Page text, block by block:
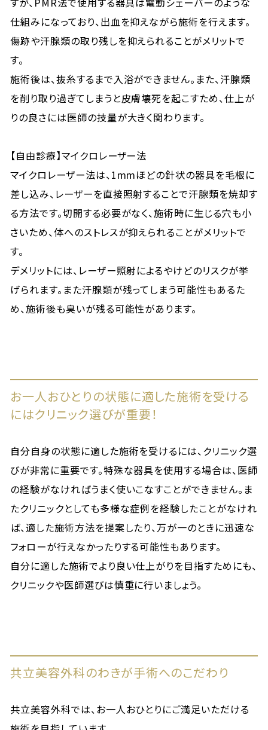
仕組みになっており、出血を抑えながら施術を行えます。
傷跡や汗腺類の取り残しを抑えられることがメリットで
す。
施術後は、抜糸するまで入浴ができません。また、汗腺類
を削り取り過ぎてしまうと皮膚壊死を起こすため、仕上が
りの良さには医師の技量が大きく関わります。
【自由診療】マイクロレーザー法
マイクロレーザー法は、1mmほどの針状の器具を毛根に
差し込み、レーザーを直接照射することで汗腺類を焼却す
る方法です。切開する必要がなく、施術時に生じる穴も小
さいため、体へのストレスが抑えられることがメリットで
す。
デメリットには、レーザー照射によるやけどのリスクが挙
げられます。また汗腺類が残ってしまう可能性もあるた
め、施術後も臭いが残る可能性があります。
お一人おひとりの状態に適した施術を受ける
にはクリニック選びが重要！
自分自身の状態に適した施術を受けるには、クリニック選
びが非常に重要です。特殊な器具を使用する場合は、医師
の経験がなければうまく使いこなすことができません。ま
たクリニックとしても多様な症例を経験したことがなけれ
ば、適した施術方法を提案したり、万が一のときに迅速な
フォローが行えなかったりする可能性もあります。
自分に適した施術でより良い仕上がりを目指すためにも、
クリニックや医師選びは慎重に行いましょう。
共立美容外科のわきが手術へのこだわり
共立美容外科では、お一人おひとりにご満足いただける